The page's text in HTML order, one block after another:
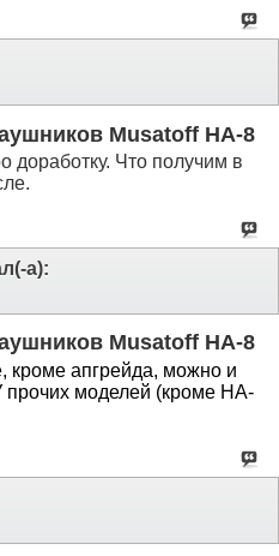
Musatoff HA-8
доработку. Что получим в
а):
Musatoff HA-8
кроме апгрейда, можно и
прочих моделей (кроме HA-